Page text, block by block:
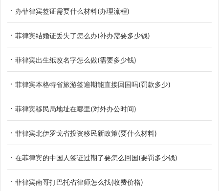
办菲律宾签证需要什么材料(办理流程)
菲律宾结婚证丢失了怎么办(补办需要多少钱)
菲律宾出生纸改名字怎么做(需要多少钱)
菲律宾本格特省旅游签逾期能直接回国吗(罚款多少)
菲律宾移民局地址在哪里(对外办公时间)
菲律宾北伊罗戈省投资移民新政策(要什么材料)
在菲律宾的中国人签证过期了要怎么回国(要罚多少钱)
菲律宾南哥打巴托省律师怎么找(收费价格)